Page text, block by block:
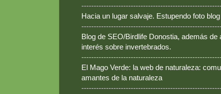
Hacia un lugar salvaje. Estupendo foto
Blog de SEO/Birdlife Donostia, además
interés sobre invertebrados.
El Mago Verde: la web de naturaleza:
amantes de la naturaleza